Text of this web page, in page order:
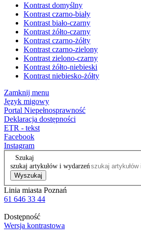
Kontrast domyślny
Kontrast czarno-biały
Kontrast biało-czarny
Kontrast żółto-czarny
Kontrast czarno-żółty
Kontrast czarno-zielony
Kontrast zielono-czarny
Kontrast żółto-niebieski
Kontrast niebiesko-żółty
Zamknij menu
Język migowy
Portal Niepełnosprawność
Deklaracja dostępności
ETR - tekst
Facebook
Instagram
Szukaj
szukaj artykułów i wydarzeń
Wyszukaj
Linia miasta Poznań
61 646 33 44
Dostępność
Wersja kontrastowa